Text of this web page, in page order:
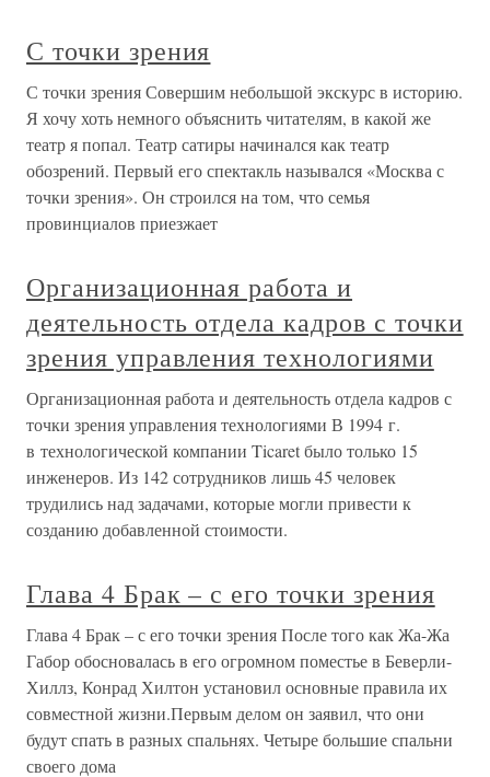
С точки зрения
С точки зрения Совершим небольшой экскурс в историю.
Я хочу хоть немного объяснить читателям, в какой же
театр я попал. Театр сатиры начинался как театр
обозрений. Первый его спектакль назывался «Москва с
точки зрения». Он строился на том, что семья
провинциалов приезжает
Организационная работа и
деятельность отдела кадров с точки
зрения управления технологиями
Организационная работа и деятельность отдела кадров с
точки зрения управления технологиями В 1994 г.
в технологической компании Ticaret было только 15
инженеров. Из 142 сотрудников лишь 45 человек
трудились над задачами, которые могли привести к
созданию добавленной стоимости.
Глава 4 Брак – с его точки зрения
Глава 4 Брак – с его точки зрения После того как Жа-Жа
Габор обосновалась в его огромном поместье в Беверли-
Хиллз, Конрад Хилтон установил основные правила их
совместной жизни.Первым делом он заявил, что они
будут спать в разных спальнях. Четыре большие спальни
своего дома